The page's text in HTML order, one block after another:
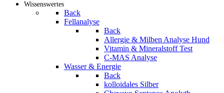
Wissenswertes
Back
Fellanalyse
Back
Allergie & Milben Analyse Hund
Vitamin & Mineralstoff Test
C-MAS Analyse
Wasser & Energie
Back
kolloidales Silber